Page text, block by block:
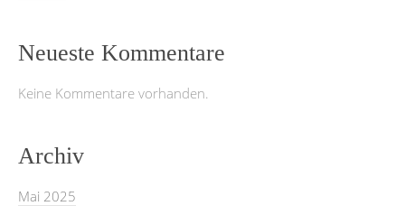
Neueste Kommentare
Keine Kommentare vorhanden.
Archiv
Mai 2025